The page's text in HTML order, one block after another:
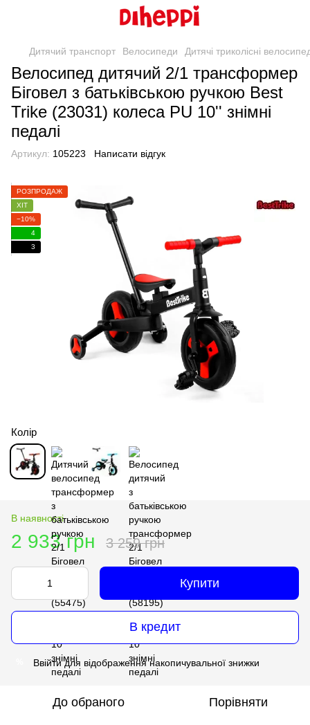
Дитячий транспорт Велосипеди Дитячі триколісні
Велосипед дитячий 2/1 трансформер
Біговел з батьківською ручкою Best
Trike (23031) колеса PU 10'' знімні
педалі
Артикул: 105223 Написати відгук
РОЗПРОДАЖ
ХІТ
−10%
4
3
Колір
В наявності
2 933 грн 3 259 грн
Купити
В кредит
Ввійтидля відображення накопичувальної знижки
До обраного Порівняти